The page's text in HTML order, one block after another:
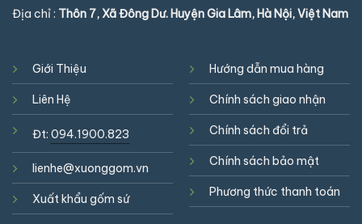
Địa chỉ : Thôn 7, Xã Đông Dư. Huyện Gia Lâm, Hà Nội, Việt Nam
Giới Thiệu
Liên Hệ
Đt: 094.1900.823
lienhe@xuonggom.vn
Xuất khẩu gốm sứ
Hướng dẫn mua hàng
Chính sách giao nhận
Chính sách đổi trả
Chính sách bảo mật
Phương thức thanh toán